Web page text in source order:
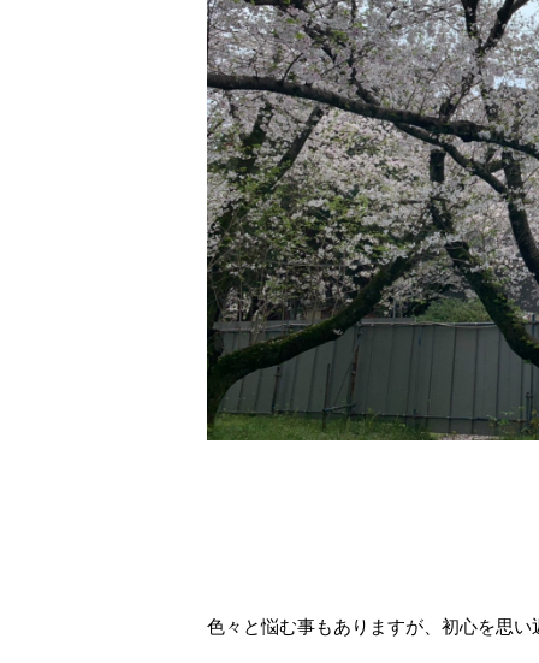
色々と悩む事もありますが、初心を思